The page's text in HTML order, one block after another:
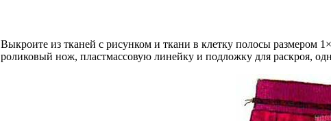
Выкроите из тканей с рисунком и ткани в клетку полосы размером
роликовый нож, пластмассовую линейку и подложку для раскроя,